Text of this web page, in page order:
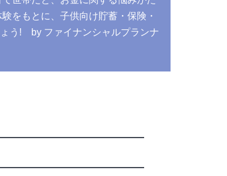
をもとに、子供向け貯蓄・保険・
う! by ファイナンシャルプランナ